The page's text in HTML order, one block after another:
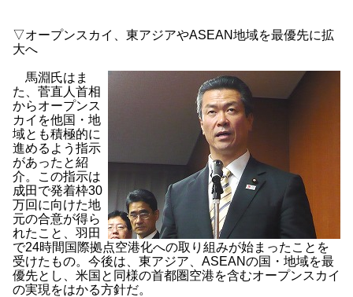
▽オープンスカイ、東アジアやASEAN地域を最優先に拡
大へ
馬淵氏はま
た、菅直人首相
からオープンス
カイを他国・地
域とも積極的に
進めるよう指示
があったと紹
介。この指示は
成田で発着枠30
万回に向けた地
元の合意が得ら
れたこと、羽田
で24時間国際拠点空港化への取り組みが始まったことを
受けたもの。今後は、東アジア、ASEANの国・地域を最
優先とし、米国と同様の首都圏空港を含むオープンスカイ
の実現をはかる方針だ。